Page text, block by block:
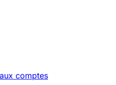
comptes